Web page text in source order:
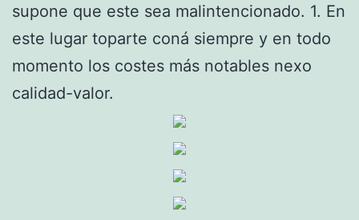
supone que este sea malintencionado. 1. En
este lugar toparte coná siempre y en todo
momento los costes más notables nexo
calidad-valor.